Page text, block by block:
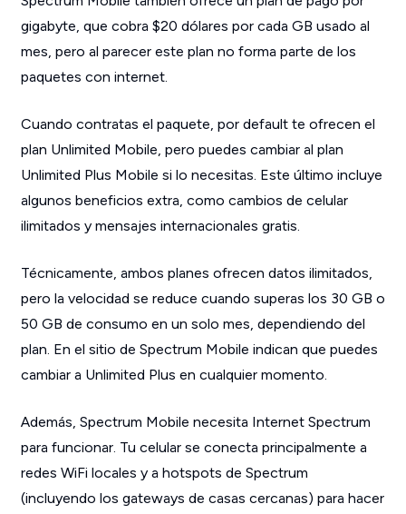
gigabyte, que cobra $20 dólares por cada GB usado al
mes, pero al parecer este plan no forma parte de los
paquetes con internet.
Cuando contratas el paquete, por default te ofrecen el
plan Unlimited Mobile, pero puedes cambiar al plan
Unlimited Plus Mobile si lo necesitas. Este último incluye
algunos beneficios extra, como cambios de celular
ilimitados y mensajes internacionales gratis.
Técnicamente, ambos planes ofrecen datos ilimitados,
pero la velocidad se reduce cuando superas los 30 GB o
50 GB de consumo en un solo mes, dependiendo del
plan. En el sitio de Spectrum Mobile indican que puedes
cambiar a Unlimited Plus en cualquier momento.
Además, Spectrum Mobile necesita Internet Spectrum
para funcionar. Tu celular se conecta principalmente a
redes WiFi locales y a hotspots de Spectrum
(incluyendo los gateways de casas cercanas) para hacer